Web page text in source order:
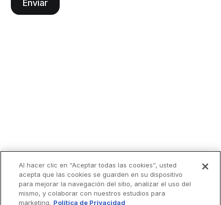
Al hacer clic en “Aceptar todas las cookies”, usted
acepta que las cookies se guarden en su dispositivo
para mejorar la navegación del sitio, analizar el uso del
mismo, y colaborar con nuestros estudios para
marketing. Política de Privacidad